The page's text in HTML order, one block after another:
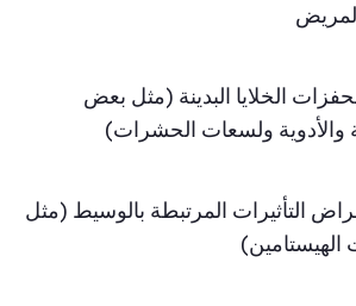
الخلايا البدينة (مثل بعض
والأدوية ولسعات الحشرات)
التأثيرات المرتبطة بالوسيط (مثل